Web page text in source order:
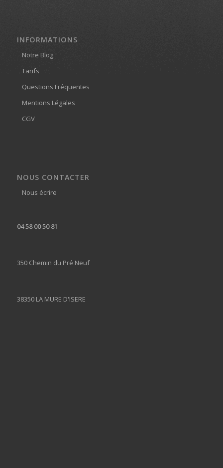
INFORMATIONS
Notre Blog
Tarifs
Questions Fréquentes
Mentions Légales
CGV
NOUS CONTACTER
Nous écrire
04 58 00 50 81
350 Chemin du Pré Neuf
38350 LA MURE D'ISERE